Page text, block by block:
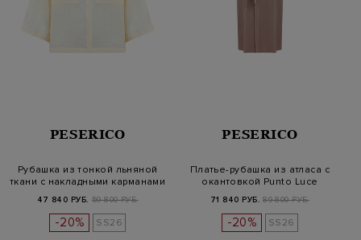
PESERICO
Рубашка из тонкой льняной
ткани с накладными карманами
47 840 РУБ. 59 800 РУБ.
-20% SS26
PESERICO
Платье-рубашка из атласа с
окантовкой Punto Luce
71 840 РУБ. 89 800 РУБ.
-20% SS26